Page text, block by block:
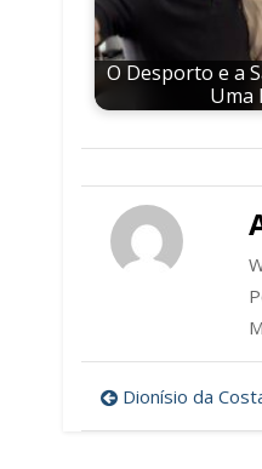
O Desporto e a
Uma
Post
Dionísio da